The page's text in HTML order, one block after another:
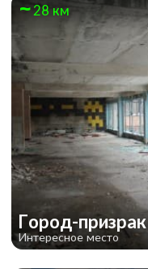
28 км
Город-
Интересное место